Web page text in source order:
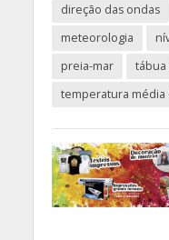
direção das ondas
meteorologia
preia-mar
tábua
temperatura média